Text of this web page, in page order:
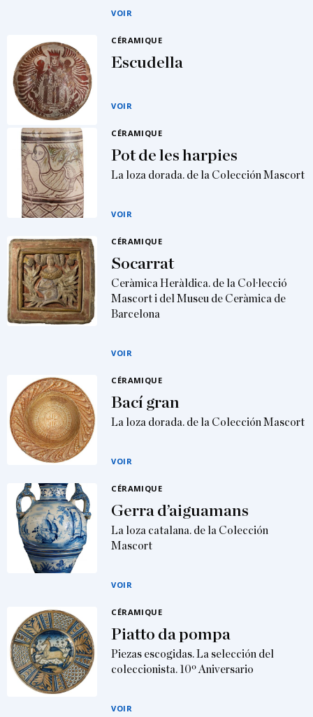
VOIR
CÉRAMIQUE
Escudella
VOIR
CÉRAMIQUE
Pot de les harpies
La loza dorada. de la Colección Mascort
VOIR
CÉRAMIQUE
Socarrat
Ceràmica Heràldica. de la Col·lecció
Mascort i del Museu de Ceràmica de
Barcelona
VOIR
CÉRAMIQUE
Bací gran
La loza dorada. de la Colección Mascort
VOIR
CÉRAMIQUE
Gerra d’aiguamans
La loza catalana. de la Colección
Mascort
VOIR
CÉRAMIQUE
Piatto da pompa
Piezas escogidas. La selección del
coleccionista. 10º Aniversario
VOIR